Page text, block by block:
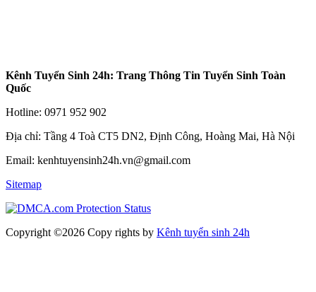
Kênh Tuyển Sinh 24h: Trang Thông Tin Tuyển Sinh Toàn
Quốc
Hotline: 0971 952 902
Địa chỉ: Tầng 4 Toà CT5 DN2, Định Công, Hoàng Mai, Hà Nội
Email: kenhtuyensinh24h.vn@gmail.com
Sitemap
Copyright ©2026 Copy rights by Kênh tuyển sinh 24h